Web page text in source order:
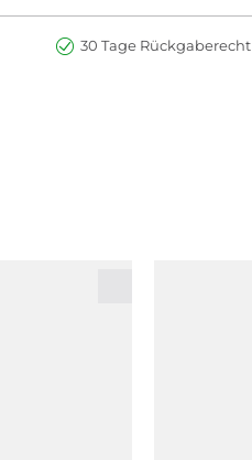
30 Tage Rückgaberecht